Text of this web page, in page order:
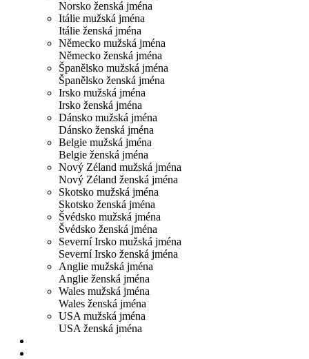
Norsko ženská jména
Itálie mužská jména
Itálie ženská jména
Německo mužská jména
Německo ženská jména
Španělsko mužská jména
Španělsko ženská jména
Irsko mužská jména
Irsko ženská jména
Dánsko mužská jména
Dánsko ženská jména
Belgie mužská jména
Belgie ženská jména
Nový Zéland mužská jména
Nový Zéland ženská jména
Skotsko mužská jména
Skotsko ženská jména
Švédsko mužská jména
Švédsko ženská jména
Severní Irsko mužská jména
Severní Irsko ženská jména
Anglie mužská jména
Anglie ženská jména
Wales mužská jména
Wales ženská jména
USA mužská jména
USA ženská jména